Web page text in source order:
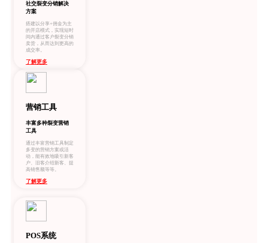
社交裂变分销解决
方案
搭建以分享+佣金为主
的开店模式，实现短时
间内通过客户裂变分销
卖货，从而达到更高的
成交率。
了解更多
营销工具
丰富多种裂变营销
工具
通过丰富营销工具制定
多变的营销方案或活
动，能有效地吸引新客
户、旧客介绍新客、提
高销售额等等。
了解更多
POS系统